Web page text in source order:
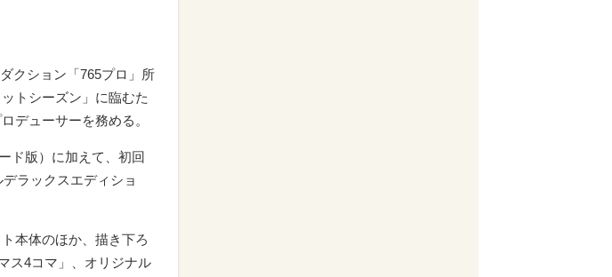
クション「765プロ」所
トシーズン」に臨むた
デューサーを務める。
ド版）に加えて、初回
ラックスエディショ
本体のほか、描き下ろ
ス4コマ」、オリジナル